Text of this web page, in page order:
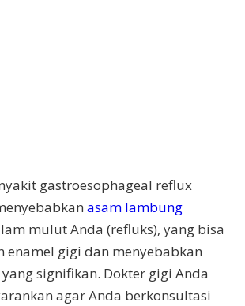
gastroesophageal reflux
asam lambung
mulut Anda (refluks), yang bisa
enamel gigi dan menyebabkan
signifikan. Dokter gigi Anda
agar Anda berkonsultasi